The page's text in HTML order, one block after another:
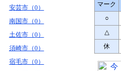
安芸市（0）
南国市（0）
土佐市（0）
須崎市（0）
宿毛市（0）
マーク
○
△
休